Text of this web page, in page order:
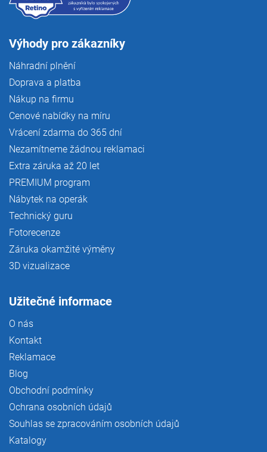
Výhody pro zákazníky
Náhradní plnění
Doprava a platba
Nákup na firmu
Cenové nabídky na míru
Vrácení zdarma do 365 dní
Nezamítneme žádnou reklamaci
Extra záruka až 20 let
PREMIUM program
Nábytek na operák
Technický guru
Fotorecenze
Záruka okamžité výměny
3D vizualizace
Užitečné informace
O nás
Kontakt
Reklamace
Blog
Obchodní podmínky
Ochrana osobních údajů
Souhlas se zpracováním osobních údajů
Katalogy